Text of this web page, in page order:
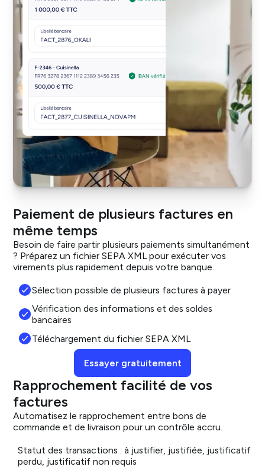
Paiement de plusieurs factures en
même temps
Besoin de faire partir plusieurs paiements simultanément
? Préparez un fichier SEPA XML pour exécuter vos
virements plus rapidement depuis votre banque.
Sélection possible de plusieurs factures à payer
Vérification des informations et des soldes
bancaires
Téléchargement du fichier SEPA XML
Essayer gratuitement
Rapprochement facilité de vos
factures
Automatisez le rapprochement entre bons de
commande et de livraison pour un contrôle accru.
Statut des transactions : à justifier, justifiée, justificatif
perdu, justificatif non requis